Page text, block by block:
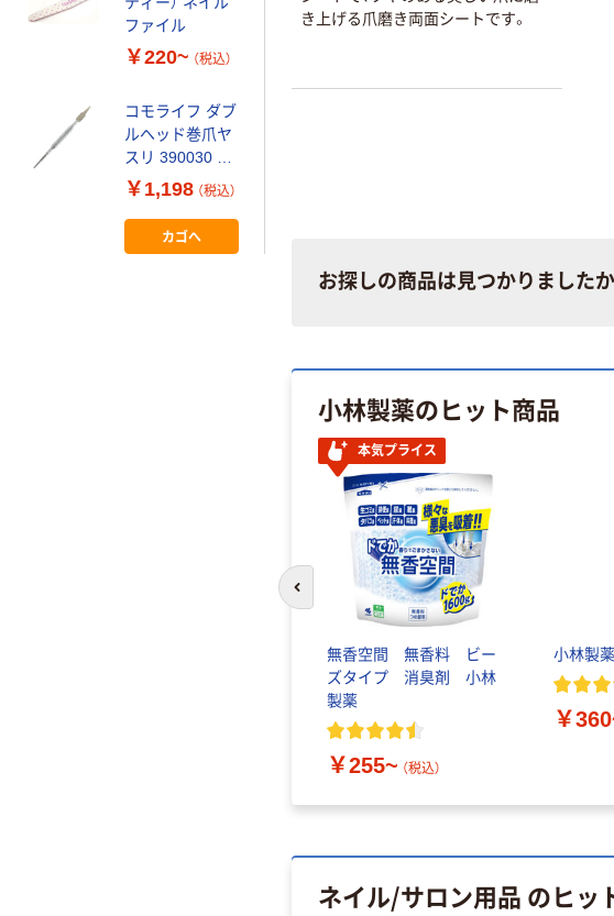
き上げる爪磨き両面シートです。
お探しの商品は見つかりましたか
小林製薬のヒット商品
本気プライス
無香空間 無香料 ビー
ズタイプ 消臭剤 小林
製薬
￥255~ （税込）
小林製
￥
前のスライドへ
ネイル/サロン用品 のヒッ
ファイル
￥220~ （税込）
コモライフ ダブ
ルヘッド巻爪ヤ
スリ 390030 1
個
￥1,198 （税込）
カゴへ